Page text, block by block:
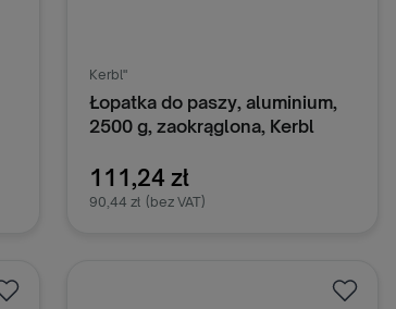
Kerbl"
Łopatka do paszy, aluminium,
2500 g, zaokrąglona, Kerbl
111,24 zł
90,44 zł (bez VAT)